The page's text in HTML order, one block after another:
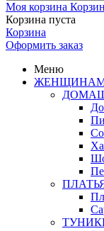
Моя корзина
Корзина пуста
Корзина
Оформить заказ
Меню